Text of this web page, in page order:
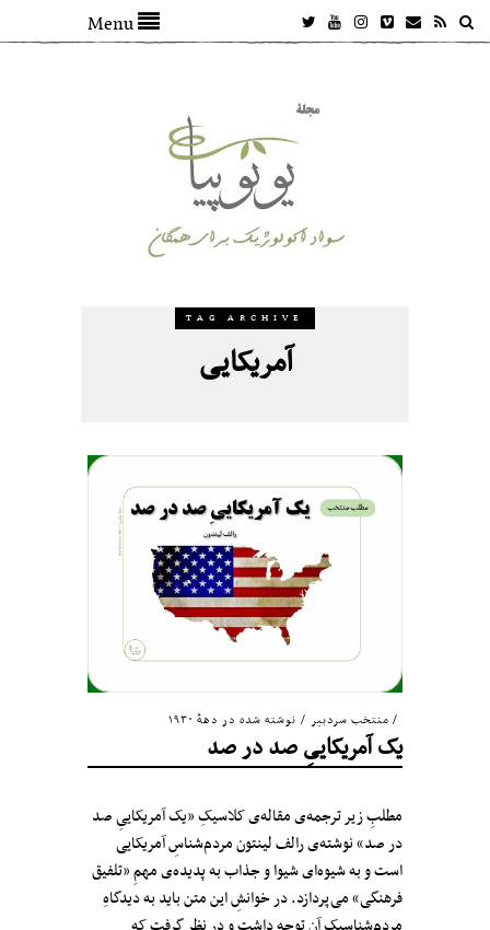
Menu
TAG ARCHIVE
آمریکایی
منتخب سردبیر / نوشته شده در دههٔ ۱۹۳۰
یک آمریکاییِ صد در صد
مطلبِ زیر ترجمه‌ی مقاله‌ی کلاسیکِ «یک آمریکاییِ صد
در صد» نوشته‌ی رالف لینتون مردم‌شناسِ آمریکایی
است و به شیوه‌ای شیوا و جذاب به پدیده‌ی مهمِ «تلفیق
فرهنگی» می‌پردازد. در خوانشِ این متن باید به دیدگاهِ